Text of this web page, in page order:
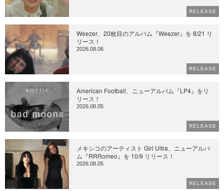
RELEASE
Weezer、20枚目のアルバム『Weezer』を 8/21 リ
リース！
2026.08.06
RELEASE
American Football、ニューアルバム『LP4』をリ
リース！
2026.08.05
RELEASE
メキシコのアーティスト Girl Ultra、ニューアルバ
ム『RRRomeo』を 10/9 リリース！
2026.08.05
RELEASE